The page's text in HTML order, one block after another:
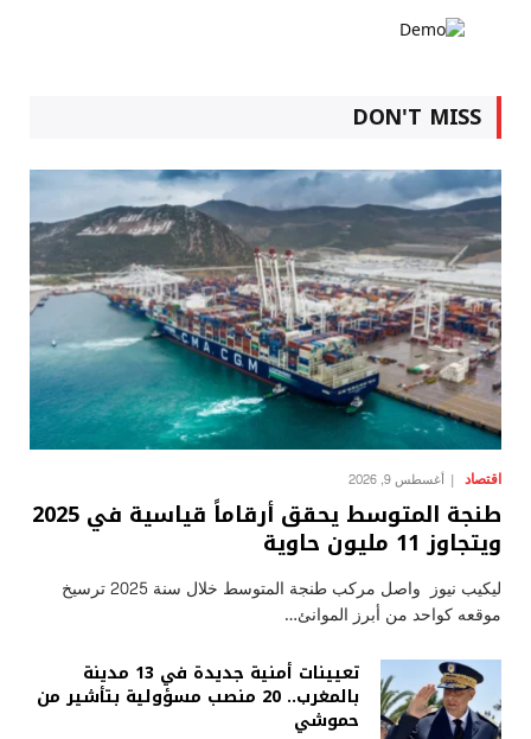
DON'T MISS
اقتصاد أغسطس 9, 2026
طنجة المتوسط يحقق أرقاماً قياسية في 2025
ويتجاوز 11 مليون حاوية
ليكيب نيوز واصل مركب طنجة المتوسط خلال سنة 2025 ترسيخ
موقعه كواحد من أبرز الموانئ…
تعيينات أمنية جديدة في 13 مدينة
بالمغرب.. 20 منصب مسؤولية بتأشير من
حموشي